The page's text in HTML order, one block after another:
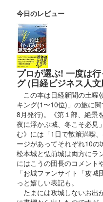
厩橋城（前橋城
謙信公
2025年6月7、8日に開催さ
2025」にて販売。サミット
厩橋城（前橋城
氏康公
2025年6月7、8日に開催され
2025」にて販売。サミット
今日のレビュー
プロが選ぶ! 一度は
グ (日経ビジネス人文
この本は日経新聞の土曜
キング(1〜10位)」の旅に
8月発行)。《第１部、絶景
夜に浮かぶ城、冬こそ必見
む》には「1日で散策満喫
ージがあってそれぞれ10の
松本城と弘前城は両方にラ
にはこうの団長のコメント
「お城ファンサイト「攻
っと嬉しい表記も。
たまには攻城しないお出